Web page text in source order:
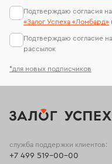
*для новых подписчиков
Подтверждаю согласия
«Залог Успеха «Ломбард»
Подтверждаю согласие
рассылок
служба поддержки клиентов:
+7 499 519-00-00